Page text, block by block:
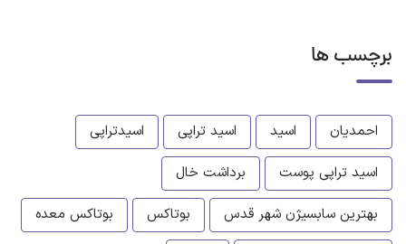
برچسب ها
احمدیان اسید اسید تراپی
اسیدتراپی
اسید تراپی پوست
برداشت خال
بهترین سابسیژن شهر قدس
بوتاکس
بوتاکس معده